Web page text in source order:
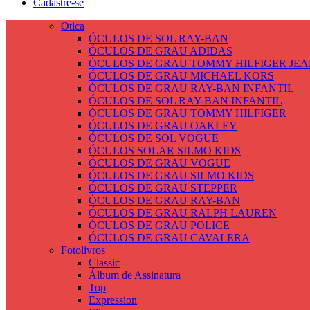
Cadastre-se
Otica
ÓCULOS DE SOL RAY-BAN
ÓCULOS DE GRAU ADIDAS
ÓCULOS DE GRAU TOMMY HILFIGER
ÓCULOS DE GRAU MICHAEL KORS
ÓCULOS DE GRAU RAY-BAN INFANTIL
ÓCULOS DE SOL RAY-BAN INFANTIL
ÓCULOS DE GRAU TOMMY HILFIGER
ÓCULOS DE GRAU OAKLEY
ÓCULOS DE SOL VOGUE
ÓCULOS SOLAR SILMO KIDS
ÓCULOS DE GRAU VOGUE
ÓCULOS DE GRAU SILMO KIDS
ÓCULOS DE GRAU STEPPER
ÓCULOS DE GRAU RAY-BAN
ÓCULOS DE GRAU RALPH LAUREN
ÓCULOS DE GRAU POLICE
ÓCULOS DE GRAU CAVALERA
Fotolivros
Classic
Álbum de Assinatura
Top
Expression